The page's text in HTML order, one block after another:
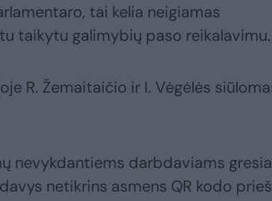
tai kelia neigiamas
taikytu galimybių paso reikalavimu.
R. Žemaitaičio ir I. Vėgėlės
nevykdantiems darbdaviams gresia
netikrins asmens QR kodo prieš